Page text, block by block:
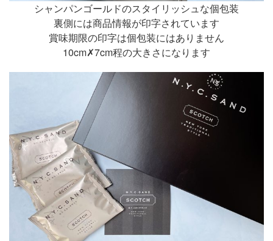
シャンパンゴールドのスタイリッシュな個包装
裏側には商品情報が印字されています
賞味期限の印字は個包装にはありません
10cm✗7cm程の大きさになります